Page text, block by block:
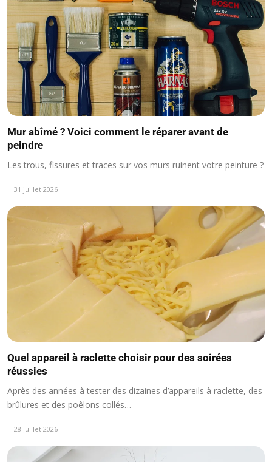
Mur abîmé ? Voici comment le réparer avant de
peindre
Les trous, fissures et traces sur vos murs ruinent votre peinture ?
31 juillet 2026
Quel appareil à raclette choisir pour des soirées
réussies
Après des années à tester des dizaines d’appareils à raclette, des
brûlures et des poêlons collés…
28 juillet 2026